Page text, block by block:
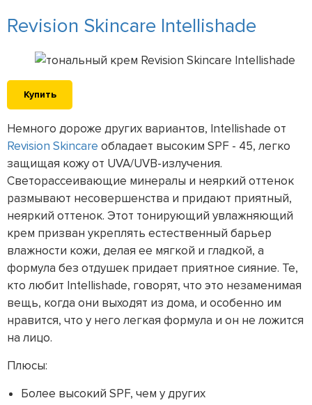
Revision Skincare Intellishade
Купить
Немного дороже других вариантов, Intellishade от
Revision Skincare обладает высоким SPF - 45, легко
защищая кожу от UVA/UVB-излучения.
Светорассеивающие минералы и неяркий оттенок
размывают несовершенства и придают приятный,
неяркий оттенок. Этот тонирующий увлажняющий
крем призван укреплять естественный барьер
влажности кожи, делая ее мягкой и гладкой, а
формула без отдушек придает приятное сияние. Те,
кто любит Intellishade, говорят, что это незаменимая
вещь, когда они выходят из дома, и особенно им
нравится, что у него легкая формула и он не ложится
на лицо.
Плюсы:
Более высокий SPF, чем у других